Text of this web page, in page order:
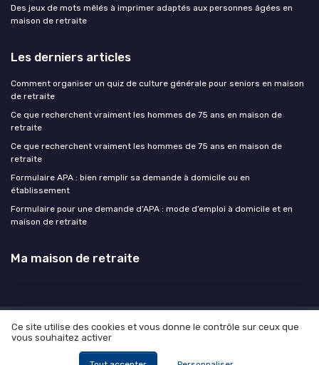
Des jeux de mots mêlés à imprimer adaptés aux personnes âgées en
maison de retraite
Les derniers articles
Comment organiser un quiz de culture générale pour seniors en maison
de retraite
Ce que recherchent vraiment les hommes de 75 ans en maison de
retraite
Ce que recherchent vraiment les hommes de 75 ans en maison de
retraite
Formulaire APA : bien remplir sa demande à domicile ou en
établissement
Formulaire pour une demande d’APA : mode d’emploi à domicile et en
maison de retraite
Ma maison de retraite
Mentions légales Politique de confidentialité
Devis
© Ma maison de retraite 2026
Ce site utilise des cookies et vous donne le contrôle sur ceux que
vous souhaitez activer